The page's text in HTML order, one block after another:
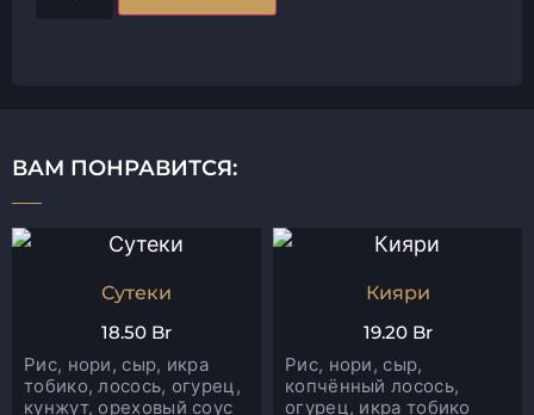
ВАМ ПОНРАВИТСЯ:
Сутеки
18.50 Br
Рис, нори, сыр, икра
тобико, лосось, огурец,
кунжут, ореховый соус
Кияри
19.20 Br
Рис, нори, сыр,
копчённый лосось,
огурец, икра тобико